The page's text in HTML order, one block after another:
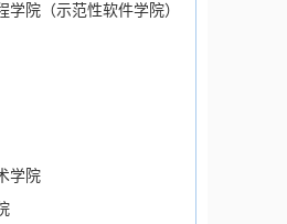
院（示范性软件学院）
学院